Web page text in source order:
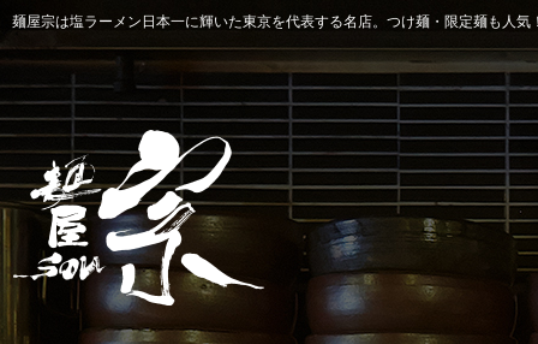
麺屋宗は塩ラーメン日本一に輝いた東京を代表する名店。つけ麺・限定麺も人